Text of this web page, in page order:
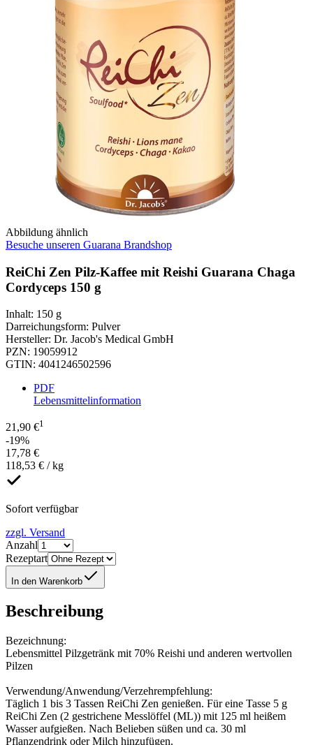
Abbildung ähnlich
Besuche unseren Guarana Brandshop
ReiChi Zen Pilz-Kaffee mit Reishi Guarana Chaga
Cordyceps 150 g
Inhalt: 150 g
Darreichungsform: Pulver
Hersteller: Dr. Jacob's Medical GmbH
PZN: 19059912
GTIN: 4041246502596
PDF
Lebensmittelinformation
21,90 €1
-19%
17,78 €
118,53 € / kg
Sofort verfügbar
zzgl. Versand
Anzahl
Rezeptart
In den Warenkorb
Beschreibung
Bezeichnung:
Lebensmittel Pilzgetränk mit 70% Reishi und anderen wertvollen
Pilzen
Verwendung/Anwendung/Verzehrempfehlung:
Täglich 1 bis 3 Tassen ReiChi Zen genießen. Für eine Tasse 5 g
ReiChi Zen (2 gestrichene Messlöffel (ML)) mit 125 ml heißem
Wasser aufgießen. Nach Belieben süßen und ca. 30 ml
Pflanzendrink oder Milch hinzufügen.